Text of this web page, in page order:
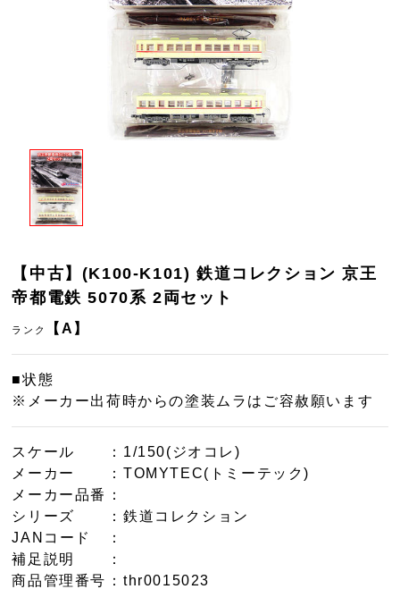
【中古】(K100-K101) 鉄道コレクション 京王
帝都電鉄 5070系 2両セット
ランク 【A】
■状態
※メーカー出荷時からの塗装ムラはご容赦願います
スケール
：1/150(ジオコレ)
メーカー
：TOMYTEC(トミーテック)
メーカー品番
：
シリーズ
：鉄道コレクション
JANコード
：
補足説明
：
商品管理番号 ：thr0015023